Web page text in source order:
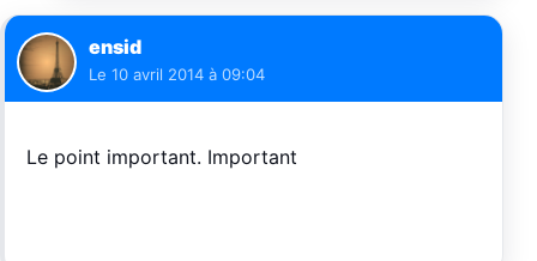
ensid
Le 10 avril 2014 à 09:04
Le point important. Important